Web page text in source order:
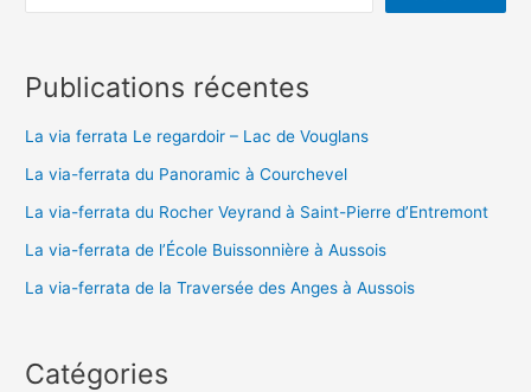
Publications récentes
La via ferrata Le regardoir – Lac de Vouglans
La via-ferrata du Panoramic à Courchevel
La via-ferrata du Rocher Veyrand à Saint-Pierre d’Entremont
La via-ferrata de l’École Buissonnière à Aussois
La via-ferrata de la Traversée des Anges à Aussois
Catégories